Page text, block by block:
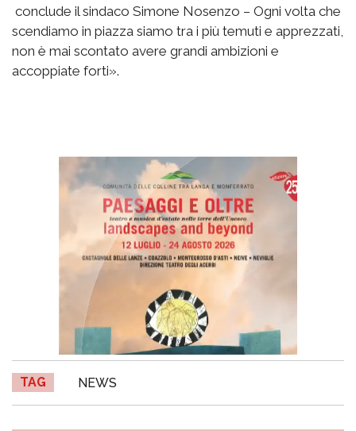
conclude il sindaco Simone Nosenzo – Ogni volta che
scendiamo in piazza siamo tra i più temuti e apprezzati,
non è mai scontato avere grandi ambizioni e
accoppiate forti».
TAG NEWS